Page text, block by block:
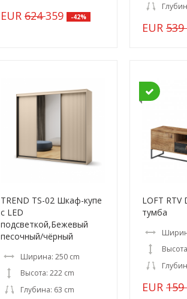
EUR 624359 -42%
EUR 539
TREND TS-02 Шкаф-купе
c LED
подсветкой,Бежевый
песочный/чёрный
Ширина: 250 cm
Высота: 222 cm
Глубина: 63 cm
LOFT RTV
тумба
EUR 159